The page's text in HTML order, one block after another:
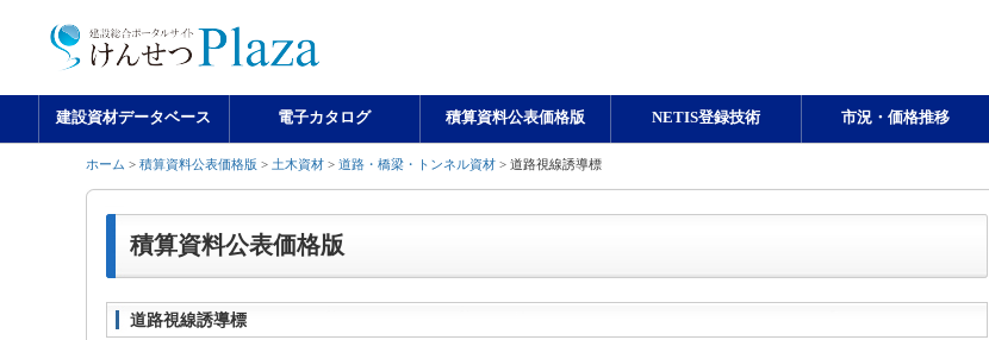
建設資材データベース 電子カタログ 積算資料公表価格版 NETIS登録技術 市況・価格推移
ホーム > 積算資料公表価格版 > 土木資材 > 道路・橋梁・トンネル資材 > 道路視線誘導標
積算資料公表価格版
道路視線誘導標